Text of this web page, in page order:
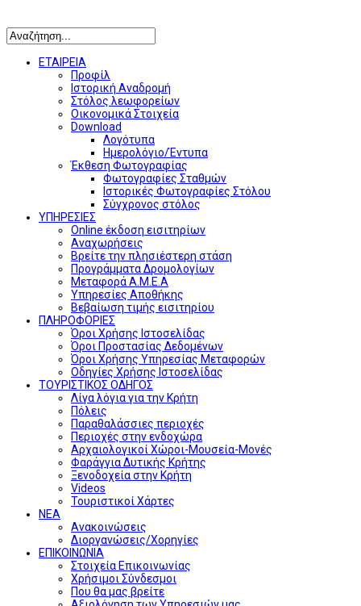
ΕΤΑΙΡΕΙΑ
Προφίλ
Ιστορική Αναδρομή
Στόλος λεωφορείων
Οικονομικά Στοιχεία
Download
Λογότυπα
Ημερολόγιο/Έντυπα
Έκθεση Φωτογραφίας
Φωτογραφίες Σταθμών
Ιστορικές Φωτογραφίες Στόλου
Σύγχρονος στόλος
ΥΠΗΡΕΣΙΕΣ
Online έκδοση εισιτηρίων
Αναχωρήσεις
Βρείτε την πλησιέστερη στάση
Προγράμματα Δρομολογίων
Μεταφορά Α.Μ.Ε.Α
Υπηρεσίες Αποθήκης
Βεβαίωση τιμής εισιτηρίου
ΠΛΗΡΟΦΟΡΙΕΣ
Όροι Χρήσης Ιστοσελίδας
Όροι Προστασίας Δεδομένων
Όροι Χρήσης Υπηρεσίας Μεταφορών
Οδηγίες Χρήσης Ιστοσελίδας
ΤΟΥΡΙΣΤΙΚΟΣ ΟΔΗΓΟΣ
Λίγα λόγια για την Κρήτη
Πόλεις
Παραθαλάσσιες περιοχές
Περιοχές στην ενδοχώρα
Αρχαιολογικοί Χώροι-Μουσεία-Μονές
Φαράγγια Δυτικής Κρήτης
Ξενοδοχεία στην Κρήτη
Videos
Τουριστικοί Χάρτες
ΝΕΑ
Ανακοινώσεις
Διοργανώσεις/Χορηγίες
ΕΠΙΚΟΙΝΩΝΙΑ
Στοιχεία Επικοινωνίας
Χρήσιμοι Σύνδεσμοι
Που θα μας βρείτε